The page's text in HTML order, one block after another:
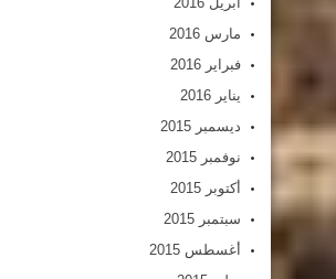
مارس 2016
فبراير 2016
يناير 2016
ديسمبر 2015
نوفمبر 2015
أكتوبر 2015
سبتمبر 2015
أغسطس 2015